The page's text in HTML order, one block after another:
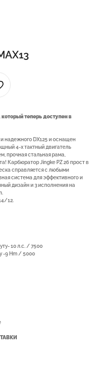
который теперь доступен в
надежного DX125 и оснащен
4-х тактный двигатель
прочная стальная рама,
Карбюратор Jingke PZ 26 прост в
справляется с любыми
система для эффективного и
дизайн и 3 исполнения на
12.
10 л.с. / 7500
-9 Hm / 5000
17